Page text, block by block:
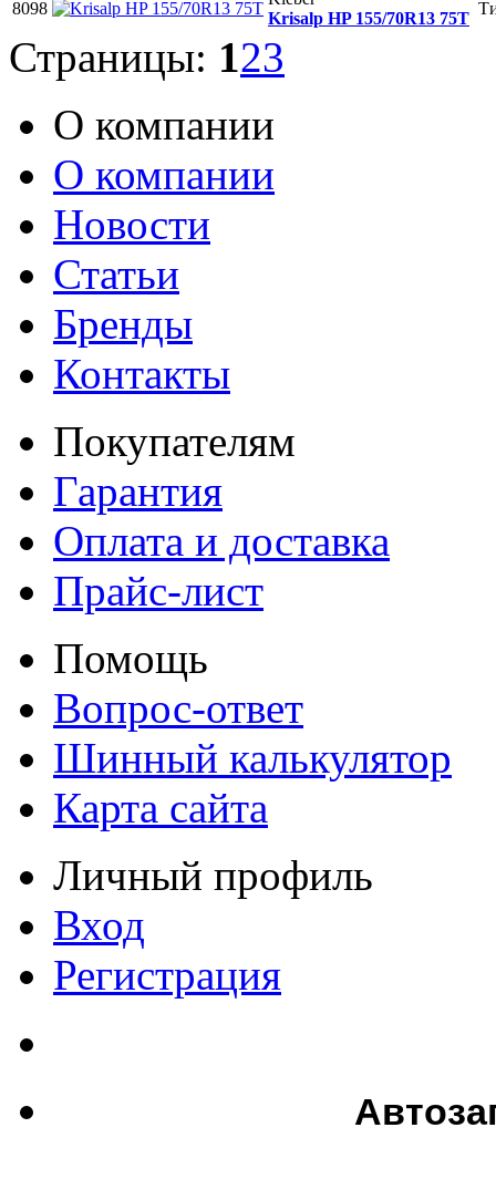
8098
Krisalp HP 155/70R13 75T
Страницы: 123
О компании
О компании
Новости
Статьи
Бренды
Контакты
Покупателям
Гарантия
Оплата и доставка
Прайс-лист
Помощь
Вопрос-ответ
Шинный калькулятор
Карта сайта
Личный профиль
Вход
Регистрация